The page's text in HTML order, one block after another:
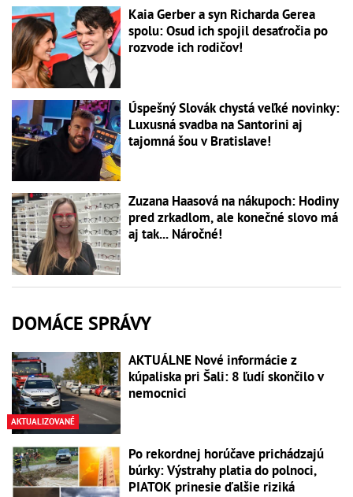
Kaia Gerber a syn Richarda Gerea
spolu: Osud ich spojil desaťročia po
rozvode ich rodičov!
Úspešný Slovák chystá veľké novinky:
Luxusná svadba na Santorini aj
tajomná šou v Bratislave!
Zuzana Haasová na nákupoch: Hodiny
pred zrkadlom, ale konečné slovo má
aj tak... Náročné!
DOMÁCE SPRÁVY
AKTUALIZOVANÉ
AKTUÁLNE Nové informácie z
kúpaliska pri Šali: 8 ľudí skončilo v
nemocnici
Po rekordnej horúčave prichádzajú
búrky: Výstrahy platia do polnoci,
PIATOK prinesie ďalšie riziká